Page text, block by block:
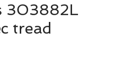
303882L
tread